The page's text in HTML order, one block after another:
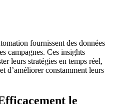
fournissent des données
campagnes. Ces insights
leurs stratégies en temps réel,
d’améliorer constamment leurs
le